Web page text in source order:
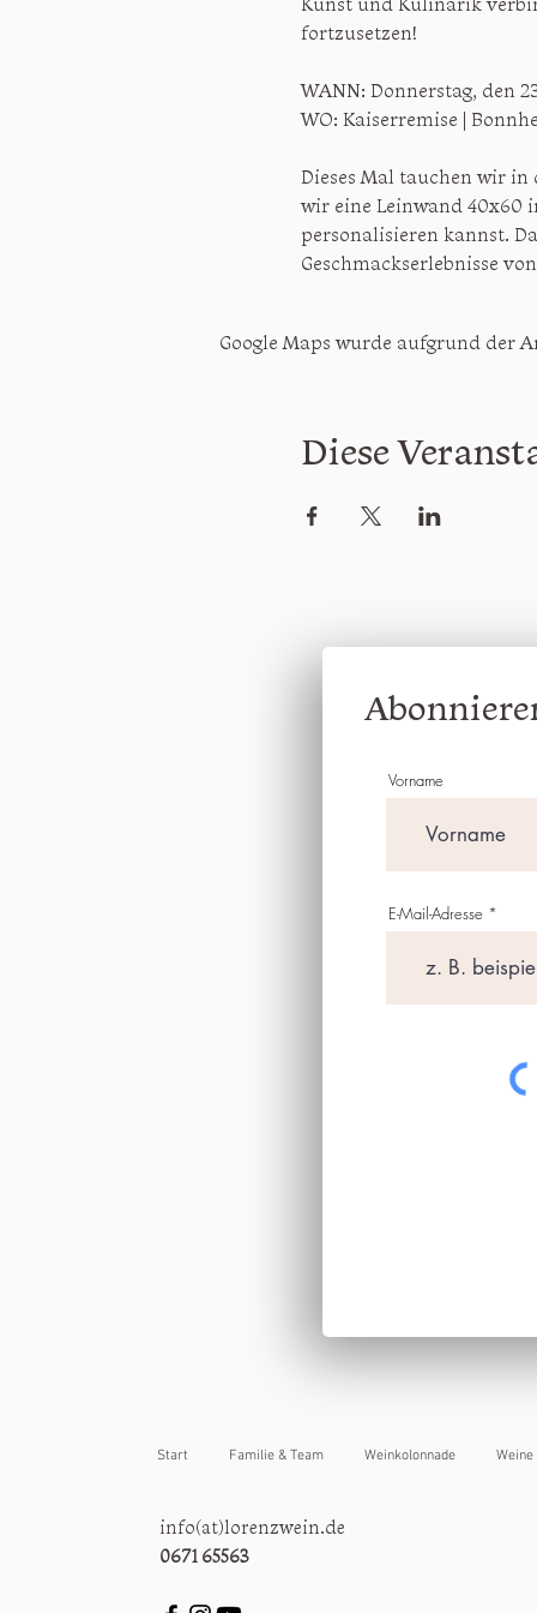
fortzusetzen!
WANN: Donnerstag, den
WO: Kaiserremise |
Dieses Mal tauchen wir
wir eine Leinwand 40x60
personalisieren kannst.
Geschmackserlebnisse
Google Maps wurde aufgrund der
Diese
Start Familie & Team Weinkolonnade
info(at)lorenzwein.de
0671 65563
Vorname
E-Mail-Adresse